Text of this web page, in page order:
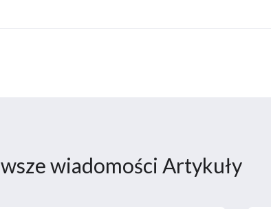
wiadomości Artykuły